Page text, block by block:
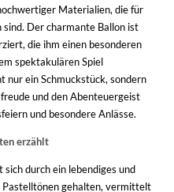
Materialien, die für
Der charmante Ballon ist
die ihm einen besonderen
spektakulären Spiel
nur ein Schmuckstück, sondern
und den Abenteuergeist
und besondere Anlässe.
erzählt
durch ein lebendiges und
Pastelltönen gehalten, vermittelt